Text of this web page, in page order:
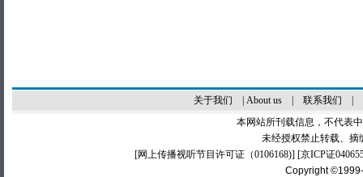
关于我们 About us| 联系我们
本网站所刊载信息，不代表
未经授权禁止转载、摘
[网上传播视听节目许可证（0106168)] [京ICP证
Copyright